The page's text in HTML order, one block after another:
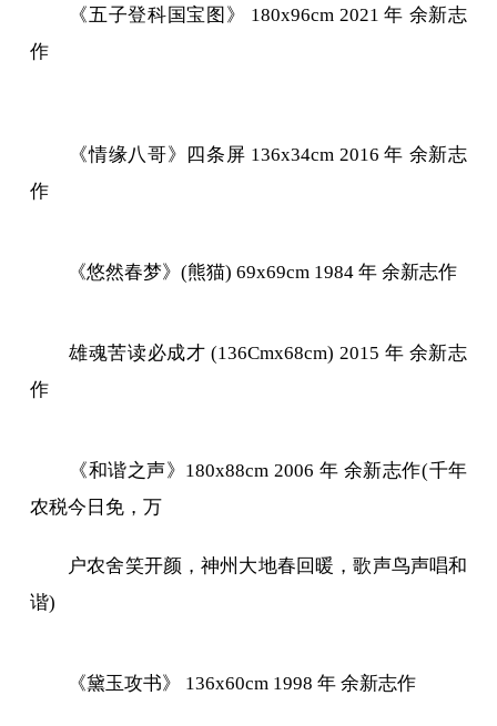
《五子登科国宝图》 180x96cm 2021 年 余新志
作
《情缘八哥》四条屏 136x34cm 2016 年 余新志
作
《悠然春梦》(熊猫) 69x69cm 1984 年 余新志作
雄魂苦读必成才 (136Cmx68cm) 2015 年 余新志
作
《和谐之声》180x88cm 2006 年 余新志作(千年
农税今日免，万
户农舍笑开颜，神州大地春回暖，歌声鸟声唱和
谐)
《黛玉攻书》 136x60cm 1998 年 余新志作